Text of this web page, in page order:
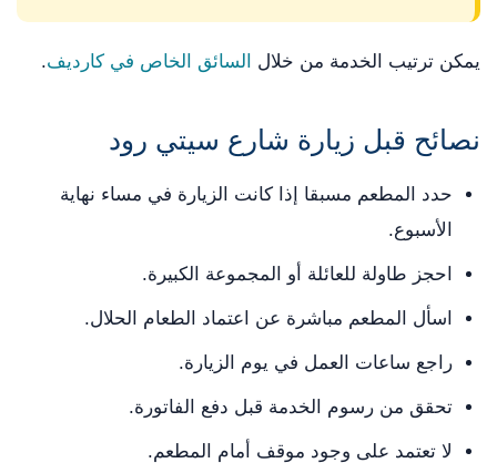
يمكن ترتيب الخدمة من خلال السائق الخاص في كارديف.
نصائح قبل زيارة شارع سيتي رود
حدد المطعم مسبقا إذا كانت الزيارة في مساء نهاية
الأسبوع.
احجز طاولة للعائلة أو المجموعة الكبيرة.
اسأل المطعم مباشرة عن اعتماد الطعام الحلال.
راجع ساعات العمل في يوم الزيارة.
تحقق من رسوم الخدمة قبل دفع الفاتورة.
لا تعتمد على وجود موقف أمام المطعم.